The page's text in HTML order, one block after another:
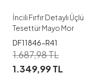
İncili Fırfır Detaylı Üçlü
Tesettür Mayo Mor
DF11846-R41
1.687,98TL
1.349,99TL
38 40 42